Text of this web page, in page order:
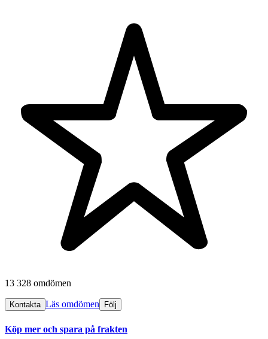
13 328 omdömen
Kontakta Läs omdömen Följ
Köp mer och spara på frakten